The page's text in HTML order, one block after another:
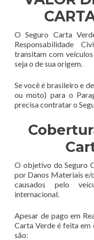
O Seguro Carta
Responsabilidade
transitam com
seja o de sua origem.
Se você é brasileiro e
ou moto) para o
precisa contratar o
O objetivo do Seguro
por Danos Materiais e/
causados pelo
internacional.
Apesar de pago em
Carta Verde é feita
são: